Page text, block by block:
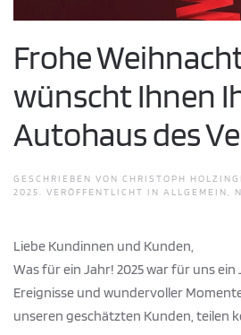
Frohe
wünscht Ihnen
Autohaus des
GESCHRIEBEN VON CHRISTOPH
2025. VERÖFFENTLICHT IN ALLGEMEIN,
Liebe Kundinnen und Kunden,
Was für ein Jahr! 2025 war für uns
Ereignisse und wundervoller
unseren geschätzten Kunden, teilen